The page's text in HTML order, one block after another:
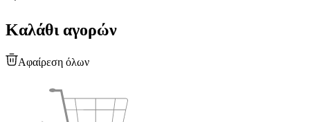
Καλάθι αγορών
Αφαίρεση όλων